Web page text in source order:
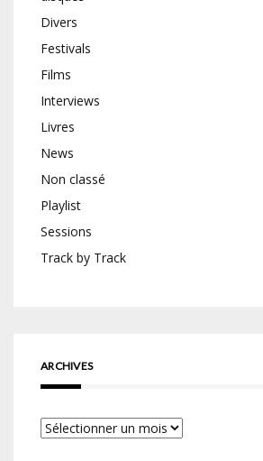
Divers
Festivals
Films
Interviews
Livres
News
Non classé
Playlist
Sessions
Track by Track
ARCHIVES
Archives